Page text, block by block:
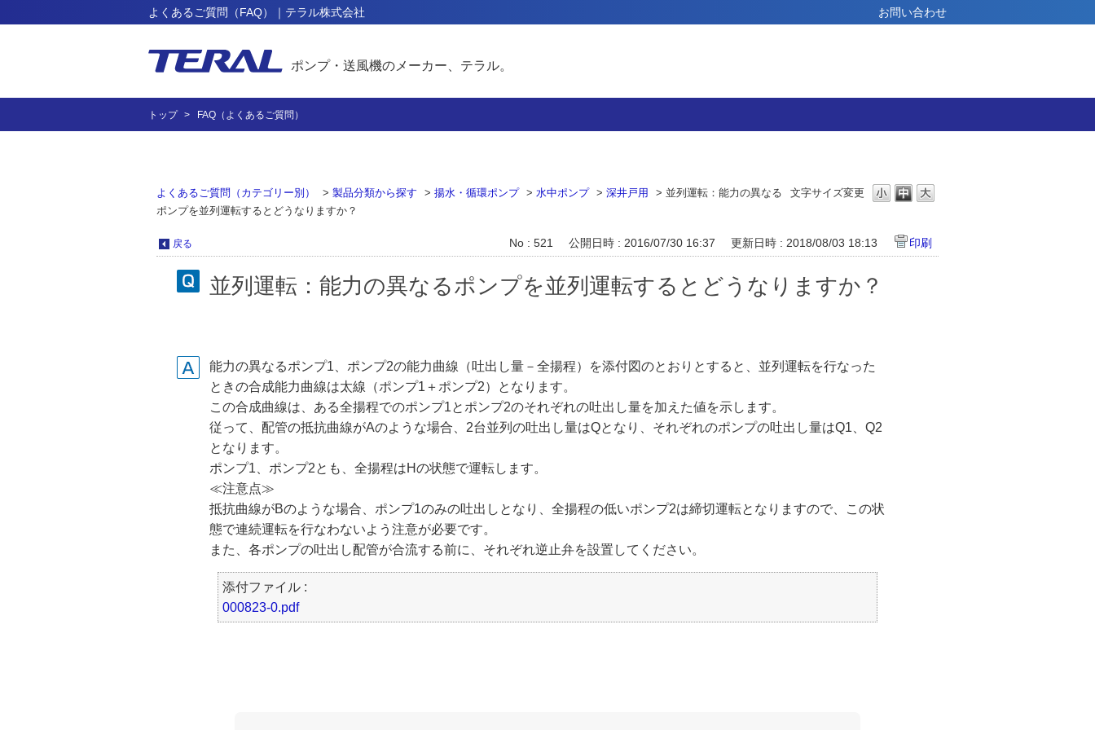
よくあるご質問（FAQ）｜テラル株式会社 お問い合わせ
ポンプ・送風機のメーカー、テラル。
トップ FAQ（よくあるご質問）
文字サイズ変更
よくあるご質問（カテゴリー別） > 製品分類から探す > 揚水・循環ポンプ > 水中ポンプ > 深井戸用 > 並列運転：能力の異なる
ポンプを並列運転するとどうなりますか？
戻る No : 521 公開日時 : 2016/07/30 16:37 更新日時 : 2018/08/03 18:13 印刷
並列運転：能力の異なるポンプを並列運転するとどうなりますか？
能力の異なるポンプ1、ポンプ2の能力曲線（吐出し量－全揚程）を添付図のとおりとすると、並列運転を行なった
ときの合成能力曲線は太線（ポンプ1＋ポンプ2）となります。
この合成曲線は、ある全揚程でのポンプ1とポンプ2のそれぞれの吐出し量を加えた値を示します。
従って、配管の抵抗曲線がAのような場合、2台並列の吐出し量はQとなり、それぞれのポンプの吐出し量はQ1、Q2
となります。
ポンプ1、ポンプ2とも、全揚程はHの状態で運転します。
≪注意点≫
抵抗曲線がBのような場合、ポンプ1のみの吐出しとなり、全揚程の低いポンプ2は締切運転となりますので、この状
態で連続運転を行なわないよう注意が必要です。
また、各ポンプの吐出し配管が合流する前に、それぞれ逆止弁を設置してください。
添付ファイル :
000823-0.pdf